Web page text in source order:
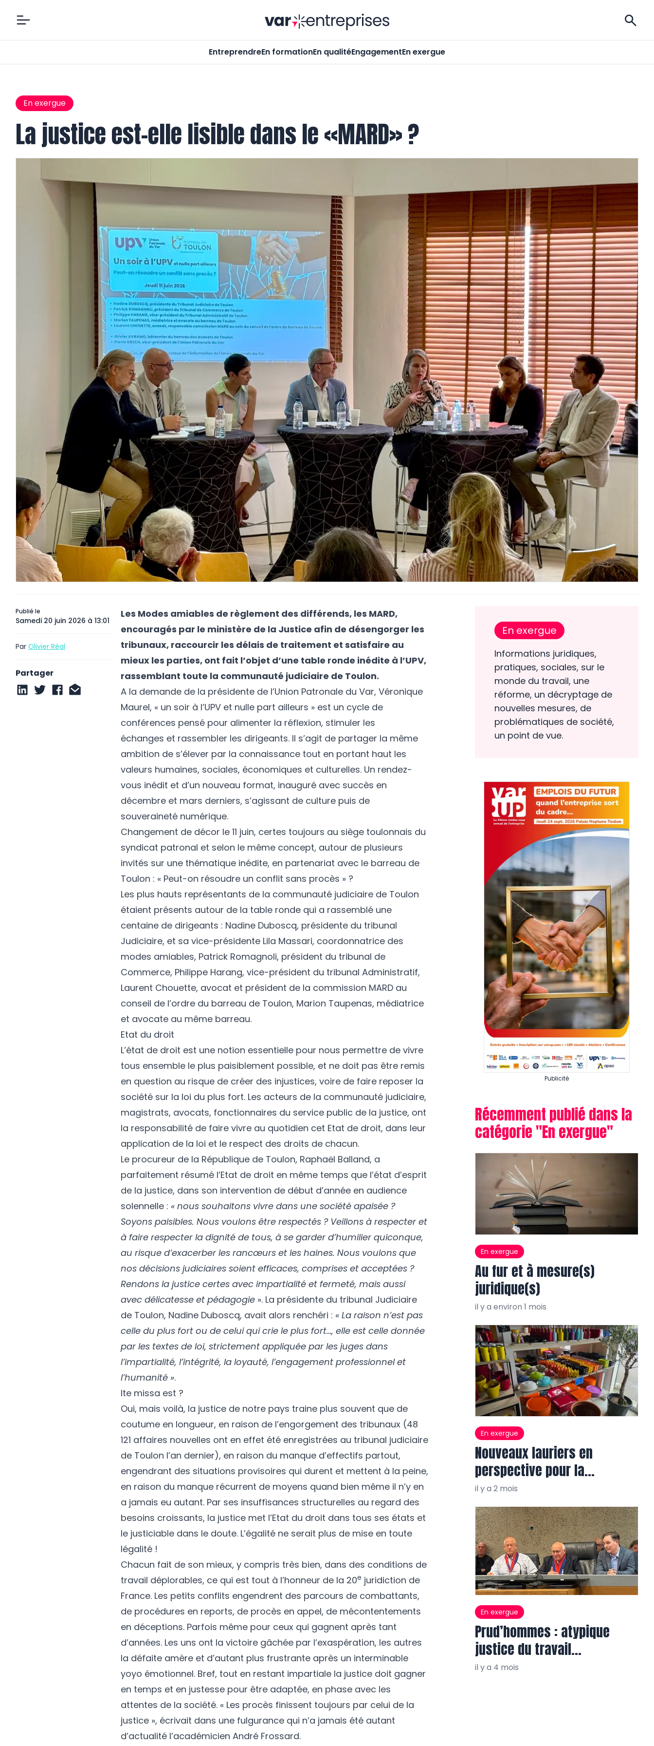
Var-Entreprises
EntreprendreEn formationEn qualitéEngagementEn exergue
En exergue
La justice est-elle lisible dans le «MARD» ?
Publié le
Samedi 20 juin 2026 à 13:01
Par Olivier Réal
Partager
Les Modes amiables de règlement des différends, les MARD,
encouragés par le ministère de la Justice afin de désengorger les
tribunaux, raccourcir les délais de traitement et satisfaire au
mieux les parties, ont fait l’objet d’une table ronde inédite à l’UPV,
rassemblant toute la communauté judiciaire de Toulon.
A la demande de la présidente de l’Union Patronale du Var, Véronique
Maurel, « un soir à l’UPV et nulle part ailleurs » est un cycle de
conférences pensé pour alimenter la réflexion, stimuler les
échanges et rassembler les dirigeants. Il s’agit de partager la même
ambition de s’élever par la connaissance tout en portant haut les
valeurs humaines, sociales, économiques et culturelles. Un rendez-
vous inédit et d’un nouveau format, inauguré avec succès en
décembre et mars derniers, s’agissant de culture puis de
souveraineté numérique.
Changement de décor le 11 juin, certes toujours au siège toulonnais du
syndicat patronal et selon le même concept, autour de plusieurs
invités sur une thématique inédite, en partenariat avec le barreau de
Toulon : « Peut-on résoudre un conflit sans procès » ?
Les plus hauts représentants de la communauté judiciaire de Toulon
étaient présents autour de la table ronde qui a rassemblé une
centaine de dirigeants : Nadine Duboscq, présidente du tribunal
Judiciaire, et sa vice-présidente Lila Massari, coordonnatrice des
modes amiables, Patrick Romagnoli, président du tribunal de
Commerce, Philippe Harang, vice-président du tribunal Administratif,
Laurent Chouette, avocat et président de la commission MARD au
conseil de l’ordre du barreau de Toulon, Marion Taupenas, médiatrice
et avocate au même barreau.
Etat du droit
L’état de droit est une notion essentielle pour nous permettre de vivre
tous ensemble le plus paisiblement possible, et ne doit pas être remis
en question au risque de créer des injustices, voire de faire reposer la
société sur la loi du plus fort. Les acteurs de la communauté judiciaire,
magistrats, avocats, fonctionnaires du service public de la justice, ont
la responsabilité de faire vivre au quotidien cet Etat de droit, dans leur
application de la loi et le respect des droits de chacun.
Le procureur de la République de Toulon, Raphaël Balland, a
parfaitement résumé l’Etat de droit en même temps que l’état d’esprit
de la justice, dans son intervention de début d’année en audience
solennelle : « nous souhaitons vivre dans une société apaisée ?
Soyons paisibles. Nous voulons être respectés ? Veillons à respecter et
à faire respecter la dignité de tous, à se garder d’humilier quiconque,
au risque d’exacerber les rancœurs et les haines. Nous voulons que
nos décisions judiciaires soient efficaces, comprises et acceptées ?
Rendons la justice certes avec impartialité et fermeté, mais aussi
avec délicatesse et pédagogie ». La présidente du tribunal Judiciaire
de Toulon, Nadine Duboscq, avait alors renchéri : « La raison n’est pas
celle du plus fort ou de celui qui crie le plus fort…, elle est celle donnée
par les textes de loi, strictement appliquée par les juges dans
l’impartialité, l’intégrité, la loyauté, l’engagement professionnel et
l’humanité ».
Ite missa est ?
Oui, mais voilà, la justice de notre pays traine plus souvent que de
coutume en longueur, en raison de l’engorgement des tribunaux (48
121 affaires nouvelles ont en effet été enregistrées au tribunal judiciaire
de Toulon l’an dernier), en raison du manque d’effectifs partout,
engendrant des situations provisoires qui durent et mettent à la peine,
en raison du manque récurrent de moyens quand bien même il n’y en
a jamais eu autant. Par ses insuffisances structurelles au regard des
besoins croissants, la justice met l’Etat du droit dans tous ses états et
le justiciable dans le doute. L’égalité ne serait plus de mise en toute
légalité !
Chacun fait de son mieux, y compris très bien, dans des conditions de
travail déplorables, ce qui est tout à l’honneur de la 20e juridiction de
France. Les petits conflits engendrent des parcours de combattants,
de procédures en reports, de procès en appel, de mécontentements
en déceptions. Parfois même pour ceux qui gagnent après tant
d’années. Les uns ont la victoire gâchée par l’exaspération, les autres
la défaite amère et d’autant plus frustrante après un interminable
yoyo émotionnel. Bref, tout en restant impartiale la justice doit gagner
en temps et en justesse pour être adaptée, en phase avec les
attentes de la société. « Les procès finissent toujours par celui de la
justice », écrivait dans une fulgurance qui n’a jamais été autant
d’actualité l’académicien André Frossard.
En exergue
Informations juridiques,
pratiques, sociales, sur le
monde du travail, une
réforme, un décryptage de
nouvelles mesures, de
problématiques de société,
un point de vue.
Publicité
Récemment publié dans la
catégorie "En exergue"
En exergue
Au fur et à mesure(s)
juridique(s)
il y a environ 1 mois
En exergue
Nouveaux lauriers en
perspective pour la
Faïencerie de Varages
il y a 2 mois
En exergue
Prud’hommes : atypique
justice du travail…
il y a 4 mois